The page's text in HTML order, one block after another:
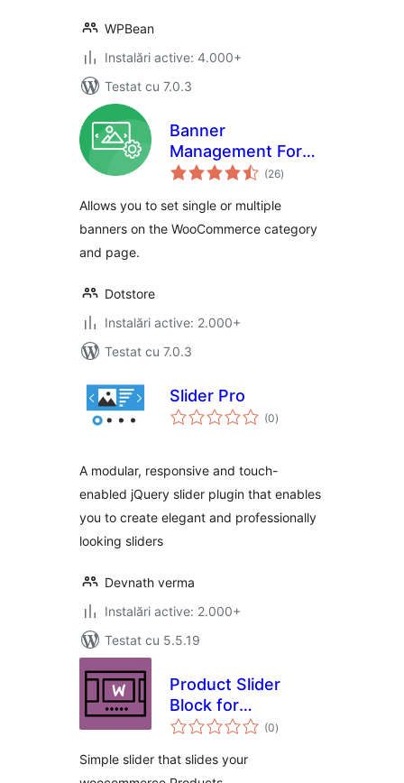
WPBean
Instalări active: 4.000+
Testat cu 7.0.3
Banner
Management For
WooCommerce
(26total
aprecieri
)
Allows you to set single or multiple
banners on the WooCommerce category
and page.
Dotstore
Instalări active: 2.000+
Testat cu 7.0.3
Slider Pro
(0total
aprecieri
)
A modular, responsive and touch-
enabled jQuery slider plugin that enables
you to create elegant and professionally
looking sliders
Devnath verma
Instalări active: 2.000+
Testat cu 5.5.19
Product Slider
Block for
WooCommerce
(0total
aprecieri
)
Simple slider that slides your